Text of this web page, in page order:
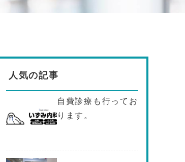
人気の記事
自費診療も行ってお
ります。